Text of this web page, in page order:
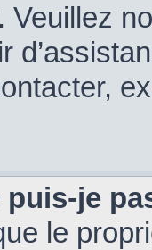
Veuillez
je
le